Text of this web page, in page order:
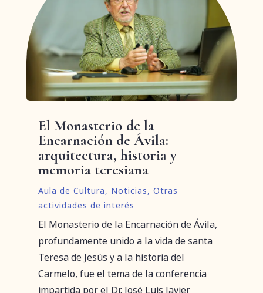
El Monasterio de la
Encarnación de Ávila:
arquitectura, historia y
memoria teresiana
Aula de Cultura, Noticias, Otras
actividades de interés
El Monasterio de la Encarnación de Ávila,
profundamente unido a la vida de santa
Teresa de Jesús y a la historia del
Carmelo, fue el tema de la conferencia
impartida por el Dr. José Luis Javier